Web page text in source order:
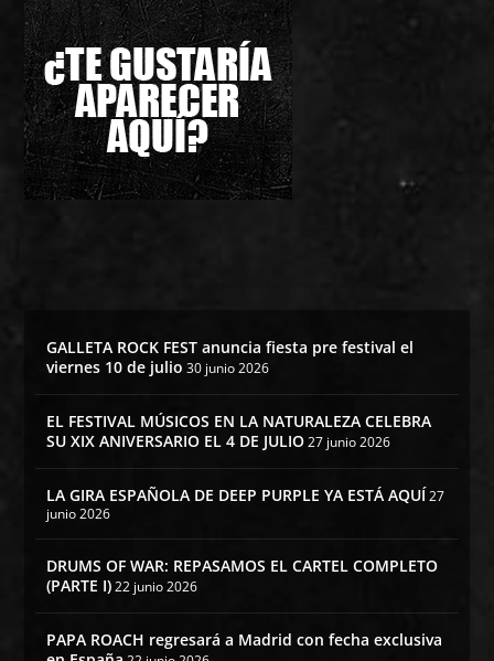
GALLETA ROCK FEST anuncia fiesta pre festival el
viernes 10 de julio 30 junio 2026
EL FESTIVAL MÚSICOS EN LA NATURALEZA CELEBRA
SU XIX ANIVERSARIO EL 4 DE JULIO 27 junio 2026
LA GIRA ESPAÑOLA DE DEEP PURPLE YA ESTÁ AQUÍ27
junio 2026
DRUMS OF WAR: REPASAMOS EL CARTEL COMPLETO
(PARTE I) 22 junio 2026
PAPA ROACH regresará a Madrid con fecha exclusiva